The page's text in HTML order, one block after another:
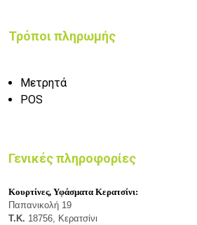
Τρόποι πληρωμής
Μετρητά
POS
Γενικές πληροφορίες
Κουρτίνες, Υφάσματα Κερατσίνι:
Παπανικολή 19
Τ.Κ. 18756, Κερατσίνι